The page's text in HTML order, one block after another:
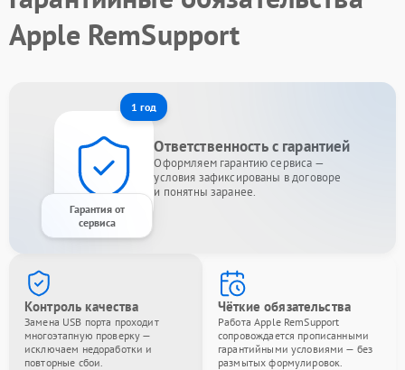
Apple RemSupport
1 год
Гарантия от
сервиса
Ответственность с гарантией
Оформляем гарантию сервиса —
условия зафиксированы в договоре
и понятны заранее.
Контроль качества
Замена USB порта проходит
многоэтапную проверку —
исключаем недоработки и
повторные сбои.
Чёткие обязательства
Работа Apple RemSupport
сопровождается прописанными
гарантийными условиями — без
размытых формулировок.